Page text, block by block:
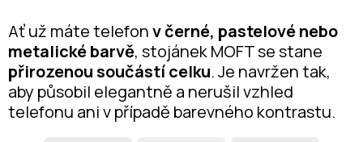
Ať už máte telefonv černé, pastelové nebo
metalické barvě, stojánek MOFT se stane
přirozenou součástí celku. Je navržen tak,
aby působil elegantně a nerušil vzhled
telefonu ani v případě barevného kontrastu.